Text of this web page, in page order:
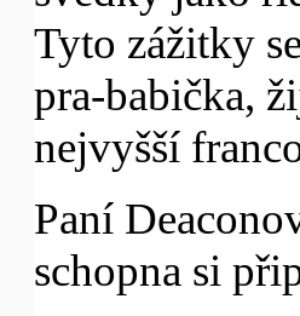
Tyto zážitky
pra-babička,
nejvyšší
Paní
schopna si